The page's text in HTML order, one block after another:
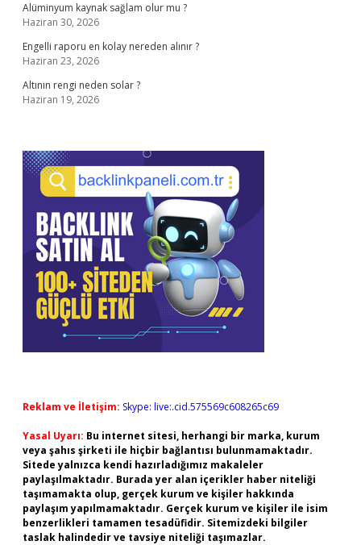
Alüminyum kaynak sağlam olur mu ?
Haziran 30, 2026
Engelli raporu en kolay nereden alınır ?
Haziran 23, 2026
Altının rengi neden solar ?
Haziran 19, 2026
Reklam ve İletişim: Skype: live:.cid.575569c608265c69
Yasal Uyarı: Bu internet sitesi, herhangi bir marka, kurum
veya şahıs şirketi ile hiçbir bağlantısı bulunmamaktadır.
Sitede yalnızca kendi hazırladığımız makaleler
paylaşılmaktadır. Burada yer alan içerikler haber niteliği
taşımamakta olup, gerçek kurum ve kişiler hakkında
paylaşım yapılmamaktadır. Gerçek kurum ve kişiler ile isim
benzerlikleri tamamen tesadüfidir. Sitemizdeki bilgiler
taslak halindedir ve tavsiye niteliği taşımazlar.